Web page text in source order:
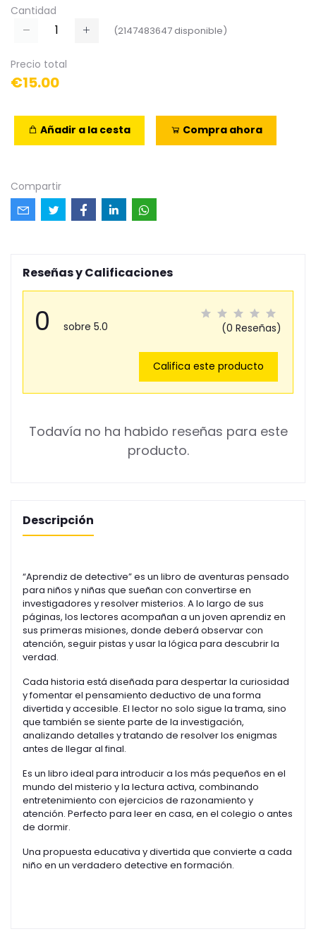
Cantidad
(2147483647 disponible)
Precio total
€15.00
Añadir a la cesta Compra ahora
Compartir
Reseñas y Calificaciones
0 sobre 5.0 (0 Reseñas)
Califica este producto
Todavía no ha habido reseñas para este
producto.
Descripción
“Aprendiz de detective” es un libro de aventuras pensado
para niños y niñas que sueñan con convertirse en
investigadores y resolver misterios. A lo largo de sus
páginas, los lectores acompañan a un joven aprendiz en
sus primeras misiones, donde deberá observar con
atención, seguir pistas y usar la lógica para descubrir la
verdad.
Cada historia está diseñada para despertar la curiosidad
y fomentar el pensamiento deductivo de una forma
divertida y accesible. El lector no solo sigue la trama, sino
que también se siente parte de la investigación,
analizando detalles y tratando de resolver los enigmas
antes de llegar al final.
Es un libro ideal para introducir a los más pequeños en el
mundo del misterio y la lectura activa, combinando
entretenimiento con ejercicios de razonamiento y
atención. Perfecto para leer en casa, en el colegio o antes
de dormir.
Una propuesta educativa y divertida que convierte a cada
niño en un verdadero detective en formación.